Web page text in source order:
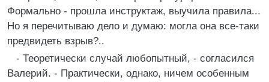
Формально - прошла инструктаж, выучила правила...
Но я перечитываю дело и думаю: могла она все-таки
предвидеть взрыв?..
- Теоретически случай любопытный, - согласился
Валерий. - Практически, однако, ничем особенным